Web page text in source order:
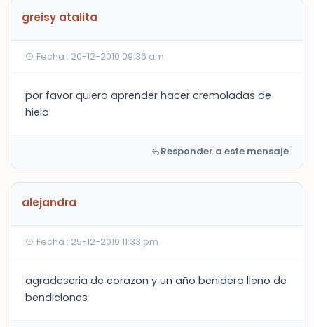
greisy atalita
Fecha : 20-12-2010 09:36 am
por favor quiero aprender hacer cremoladas de
hielo
Responder a este mensaje
alejandra
Fecha : 25-12-2010 11:33 pm
agradeseria de corazon y un año benidero lleno de
bendiciones